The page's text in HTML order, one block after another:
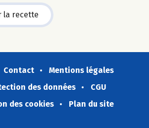
la recette
Contact
Mentions légales
des données
CGU
des cookies
Plan du site